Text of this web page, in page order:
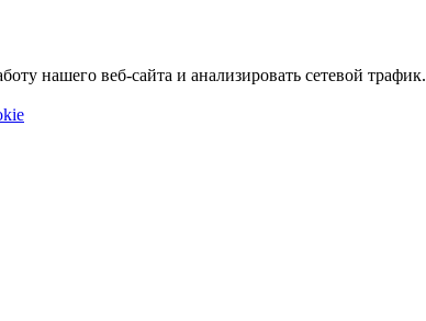
нашего веб-сайта и анализировать сетевой трафик.